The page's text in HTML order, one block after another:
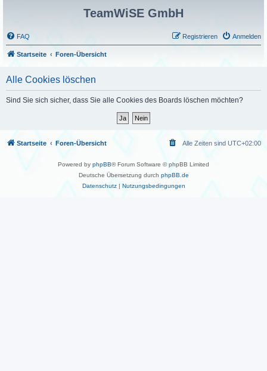
TeamWiSE GmbH
FAQ Anmelden
Registrieren
Startseite Foren-Übersicht
Alle Cookies löschen
Sind Sie sich sicher, dass Sie alle Cookies des Boards löschen möchten?
Startseite Foren-Übersicht Alle Zeiten sind UTC+02:00
Powered by phpBB® Forum Software © phpBB Limited
Deutsche Übersetzung durch phpBB.de
Datenschutz| Nutzungsbedingungen